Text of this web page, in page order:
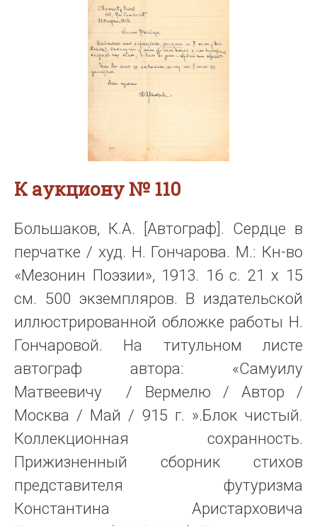
К аукциону № 110
Большаков, К.А. [Автограф]. Сердце в
перчатке / худ. Н. Гончарова. М.: Кн-во
«Мезонин Поэзии», 1913. 16 с. 21 х 15
см. 500 экземпляров. В издательской
иллюстрированной обложке работы Н.
Гончаровой. На титульном листе
автограф автора: «Самуилу
Матвеевичу / Вермелю / Автор /
Москва / Май / 915 г. ».Блок чистый.
Коллекционная сохранность.
Прижизненный сборник стихов
представителя футуризма
Константина Аристарховича